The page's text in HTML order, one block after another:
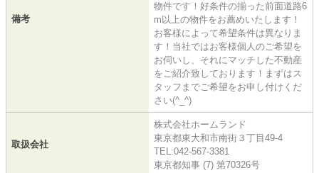
備考
物件です！好条件の揃った前面道路6
m以上の物件をお薦めいたします！
お客様によって希望条件は異なりま
す！当社ではお客様個人のご希望を
お伺いし、それにマッチした不動産
をご紹介致しております！まずはス
タッフまでご希望をお申し付けくだ
さい(^_^)
取扱会社
株式会社ホームランド
東京都東大和市南街３丁目49-4
TEL:042-567-3381
東京都知事 (7) 第70326号